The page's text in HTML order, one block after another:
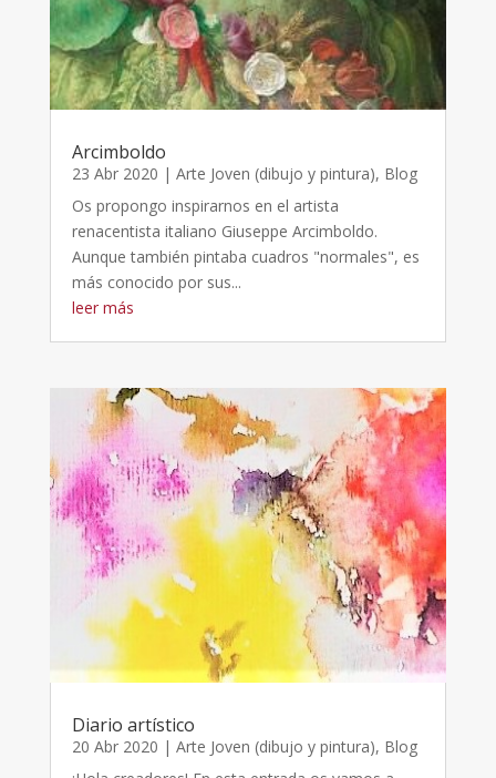
Arcimboldo
23 Abr 2020 | Arte Joven (dibujo y pintura), Blog
Os propongo inspirarnos en el artista
renacentista italiano Giuseppe Arcimboldo.
Aunque también pintaba cuadros "normales", es
más conocido por sus...
leer más
Diario artístico
20 Abr 2020 | Arte Joven (dibujo y pintura), Blog